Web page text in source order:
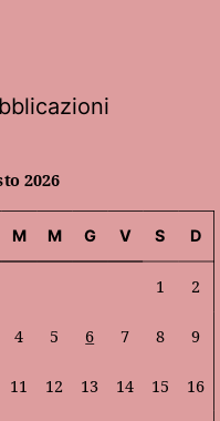
2026
M M G V S D
1 2
4 5 6 7 8 9
11 12 13 14 15 16